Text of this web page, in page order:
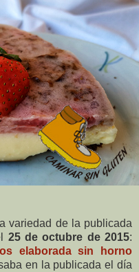
variedad de la publicada
25 de octubre de 2015:
elaborada sin horno
en la publicada el día